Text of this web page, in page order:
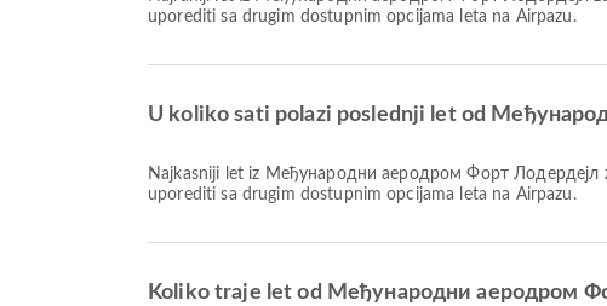
uporediti sa drugim dostupnim opcijama leta na Airpazu.
U koliko sati polazi poslednji let od
Najkasniji let iz Међународни аеродром Форт Лодердејл za Аеродром Њујорк Ла Гвардија sa kompanijom JetBlue polazi u 20:15. Ovaj red letenja možete proveriti i
uporediti sa drugim dostupnim opcijama leta na Airpazu.
Koliko traje let od Међународни аеродром